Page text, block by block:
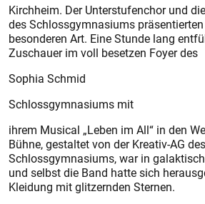
Kirchheim. Der Unterstufenchor und
des Schlossgymnasiums
besonderen Art. Eine Stunde lang
Zuschauer im voll besetzen Foyer des
Sophia Schmid
Schlossgymnasiums mit
ihrem Musical „Leben im All“ in den
Bühne, gestaltet von der Kreativ-AG des
Schlossgymnasiums, war in
und selbst die Band hatte sich
Kleidung mit glitzernden Sternen.